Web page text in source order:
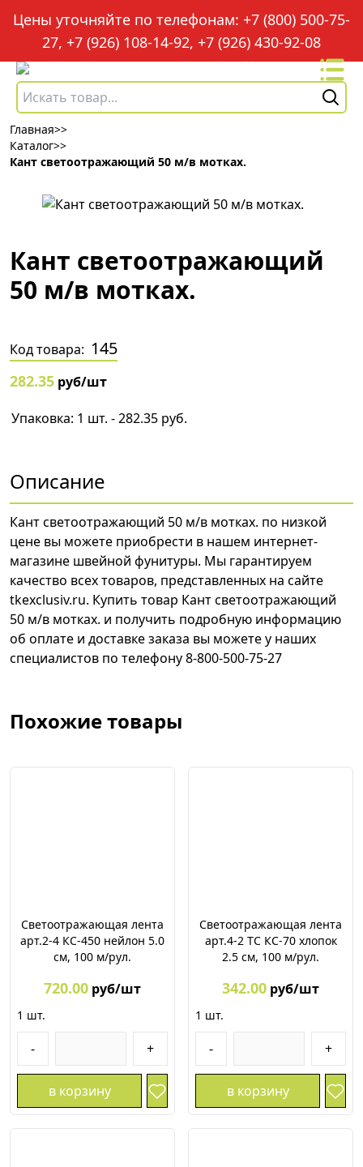
Цены уточняйте по телефонам: +7 (800) 500-75-
27, +7 (926) 108-14-92, +7 (926) 430-92-08
Главная>>
Каталог>>
Кант светоотражающий 50 м/в мотках.
Кант светоотражающий
50 м/в мотках.
Код товара: 145
282.35 руб/шт
Упаковка: 1 шт. - 282.35 руб.
Описание
Кант светоотражающий 50 м/в мотках. по низкой
цене вы можете приобрести в нашем интернет-
магазине швейной фунитуры. Мы гарантируем
качество всех товаров, представленных на сайте
tkexclusiv.ru. Купить товар Кант светоотражающий
50 м/в мотках. и получить подробную информацию
об оплате и доставке заказа вы можете у наших
специалистов по телефону 8-800-500-75-27
Похожие товары
Светоотражающая лента
арт.2-4 КС-450 нейлон 5.0
см, 100 м/рул.
720.00 руб/шт
1 шт.
- +
в корзину
Светоотражающая лента
арт.4-2 ТС КС-70 хлопок
2.5 см, 100 м/рул.
342.00 руб/шт
1 шт.
- +
в корзину